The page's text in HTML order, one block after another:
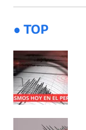
● TOP